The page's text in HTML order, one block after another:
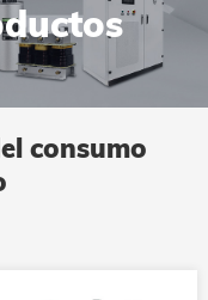
consumo